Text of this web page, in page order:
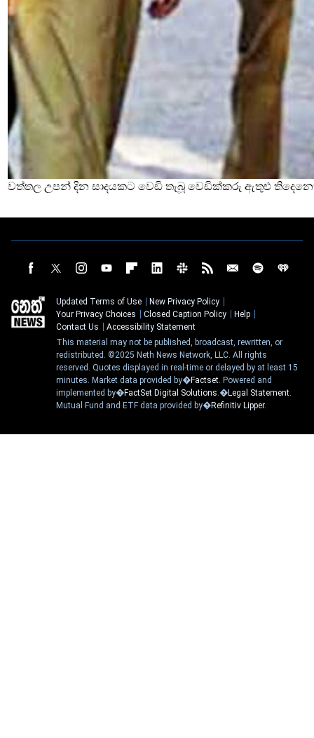
වත්තල උපන් දින සාදයකට වෙඩි තැබූ වෙඩික්කරු ඇතුළු
Updated Terms of Use
New Privacy Policy
Your Privacy Choices
Closed Caption Policy
Help
Contact Us
Accessibility Statement
This material may not be published, broadcast, rewritten, or
redistributed. ©2025 Neth News Network, LLC. All rights
reserved. Quotes displayed in real-time or delayed by at least 15
minutes. Market data provided by�Factset. Powered and
implemented by�FactSet Digital Solutions.�Legal Statement.
Mutual Fund and ETF data provided by�Refinitiv Lipper.